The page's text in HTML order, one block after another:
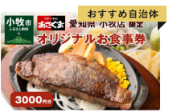
県 小牧店 小牧市 チケット 送
料無料